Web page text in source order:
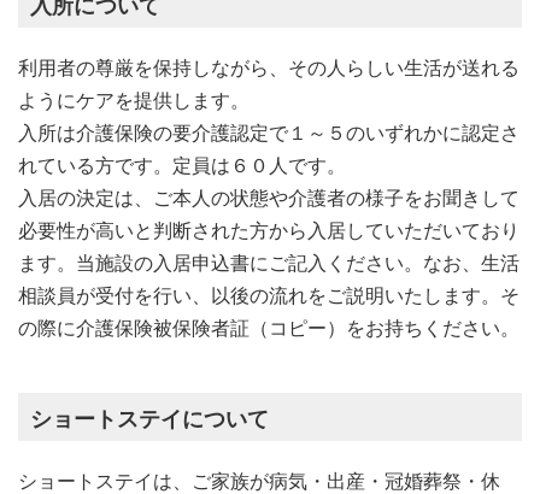
利用者の尊厳を保持しながら、その人らしい生活が送れる
ようにケアを提供します。
入所は介護保険の要介護認定で１～５のいずれかに認定さ
れている方です。定員は６０人です。
入居の決定は、ご本人の状態や介護者の様子をお聞きして
必要性が高いと判断された方から入居していただいており
ます。当施設の入居申込書にご記入ください。なお、生活
相談員が受付を行い、以後の流れをご説明いたします。そ
の際に介護保険被保険者証（コピー）をお持ちください。
ショートステイについて
ショートステイは、ご家族が病気・出産・冠婚葬祭・休